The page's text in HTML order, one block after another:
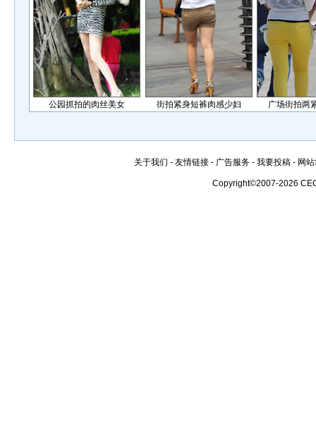
公园抓拍的肉丝美女 街拍紧身短裤肉感少妇 广场街拍两
关于我们 - 友情链接 - 广告服务 - 我要投稿 - 网
Copyright©2007-2026